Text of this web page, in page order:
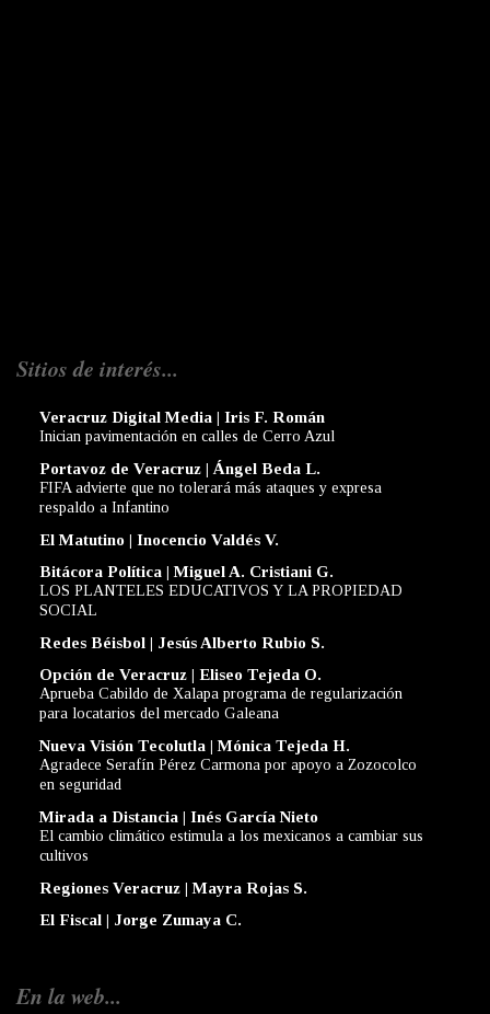
Sitios de interés...
Veracruz Digital Media | Iris F. Román
Inician pavimentación en calles de Cerro Azul
Portavoz de Veracruz | Ángel Beda L.
FIFA advierte que no tolerará más ataques y expresa
respaldo a Infantino
El Matutino | Inocencio Valdés V.
Bitácora Política | Miguel A. Cristiani G.
LOS PLANTELES EDUCATIVOS Y LA PROPIEDAD
SOCIAL
Redes Béisbol | Jesús Alberto Rubio S.
Opción de Veracruz | Eliseo Tejeda O.
Aprueba Cabildo de Xalapa programa de regularización
para locatarios del mercado Galeana
Nueva Visión Tecolutla | Mónica Tejeda H.
Agradece Serafín Pérez Carmona por apoyo a Zozocolco
en seguridad
Mirada a Distancia | Inés García Nieto
El cambio climático estimula a los mexicanos a cambiar sus
cultivos
Regiones Veracruz | Mayra Rojas S.
El Fiscal | Jorge Zumaya C.
En la web...